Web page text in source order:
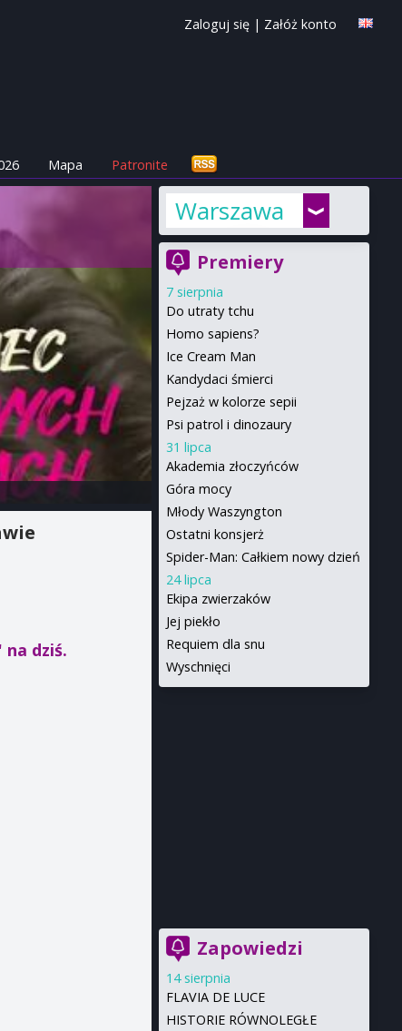
Zaloguj się | Załóż konto
Mapa Patronite
na dziś.
Warszawa
Premiery
7 sierpnia
Do utraty tchu
Homo sapiens?
Ice Cream Man
Kandydaci śmierci
Pejzaż w kolorze sepii
Psi patrol i dinozaury
31 lipca
Akademia złoczyńców
Góra mocy
Młody Waszyngton
Ostatni konsjerż
Spider-Man: Całkiem nowy dzień
24 lipca
Ekipa zwierzaków
Jej piekło
Requiem dla snu
Wyschnięci
Zapowiedzi
14 sierpnia
FLAVIA DE LUCE
HISTORIE RÓWNOLEGŁE